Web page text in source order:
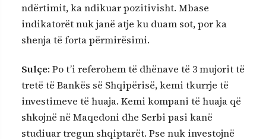
ndërtimit, ka ndikuar pozitivisht. Mbase
indikatorët nuk janë atje ku duam sot, por ka
shenja të forta përmirësimi.
Sulçe: Po t’i referohem të dhënave të 3 mujorit të
tretë të Bankës së Shqipërisë, kemi tkurrje të
investimeve të huaja. Kemi kompani të huaja që
shkojnë në Maqedoni dhe Serbi pasi kanë
studiuar tregun shqiptarët. Pse nuk investojnë